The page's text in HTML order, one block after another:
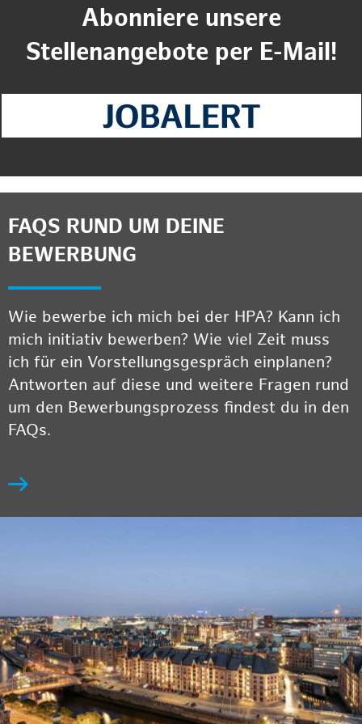
Abonniere unsere
Stellenangebote per E-Mail!
FAQS RUND UM DEINE
BEWERBUNG
Wie bewerbe ich mich bei der HPA? Kann ich
mich initiativ bewerben? Wie viel Zeit muss
ich für ein Vorstellungsgespräch einplanen?
Antworten auf diese und weitere Fragen rund
um den Bewerbungsprozess findest du in den
FAQs.